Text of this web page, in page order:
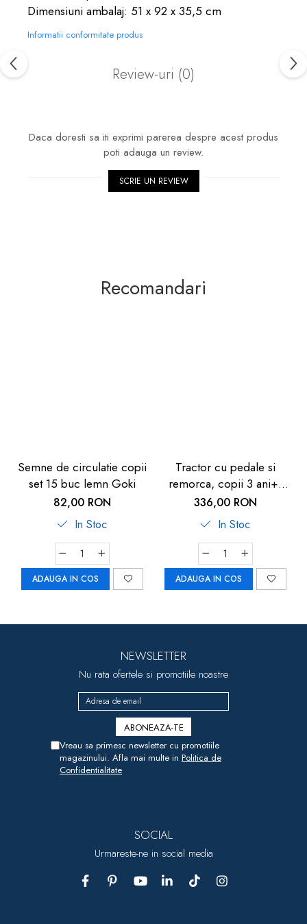
Dimensiuni ambalaj: 51 x 92 x 35,5 cm
Informatii conformitate produs
Review-uri (0)
Daca doresti sa iti exprimi parerea despre acest produs
poti adauga un review.
SCRIE UN REVIEW
Recomandari
Semne de circulatie copii
set 15 buc lemn Goki
82,00 RON
In Stoc
ADAUGA IN COS
Tractor cu pedale si
remorca, copii 3 ani+,
rosu, Pilsan Active
336,00 RON
In Stoc
ADAUGA IN COS
NEWSLETTER
Nu rata ofertele si promotiile noastre
Vreau sa primesc newsletter cu promotiile
magazinului. Afla mai multe in Politica de
Confidentialitate
SOCIAL
Urmareste-ne in social media